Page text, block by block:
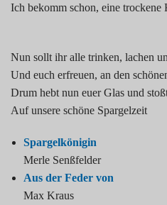
Ich bekomm schon, eine trockene
Nun sollt ihr alle trinken, lachen
Und euch erfreuen, an den
Drum hebt nun euer Glas und
Auf unsere schöne Spargelzeit
Spargelkönigin
Merle Senßfelder
Aus der Feder von
Max Kraus